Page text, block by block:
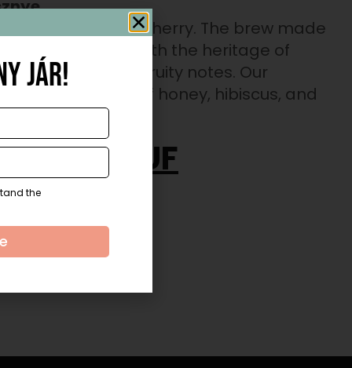
of the coffee cherry. The brew made
of tea with the heritage of
sweetness and fruity notes. Our
featuring notes of honey, hibiscus, and
19 083 HUF
jár!
the